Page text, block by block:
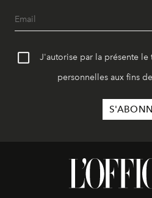
J'autorise par la présente
personnelles aux fins